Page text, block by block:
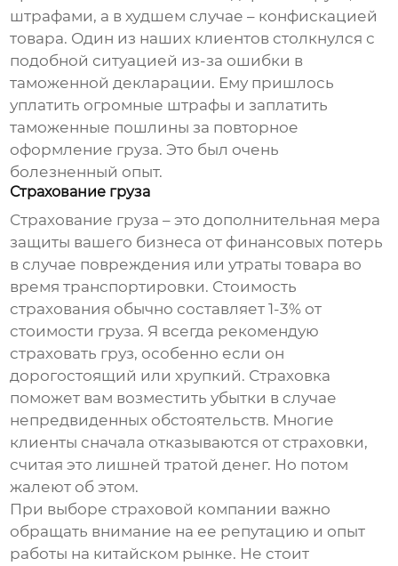
штрафами, а в худшем случае – конфискацией
товара. Один из наших клиентов столкнулся с
подобной ситуацией из-за ошибки в
таможенной декларации. Ему пришлось
уплатить огромные штрафы и заплатить
таможенные пошлины за повторное
оформление груза. Это был очень
болезненный опыт.
Страхование груза
Страхование груза – это дополнительная мера
защиты вашего бизнеса от финансовых потерь
в случае повреждения или утраты товара во
время транспортировки. Стоимость
страхования обычно составляет 1-3% от
стоимости груза. Я всегда рекомендую
страховать груз, особенно если он
дорогостоящий или хрупкий. Страховка
поможет вам возместить убытки в случае
непредвиденных обстоятельств. Многие
клиенты сначала отказываются от страховки,
считая это лишней тратой денег. Но потом
жалеют об этом.
При выборе страховой компании важно
обращать внимание на ее репутацию и опыт
работы на китайском рынке. Не стоит